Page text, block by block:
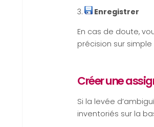
3.
Enregistrer
En cas de doute,
précision sur
Créer une
Si la levée
inventoriés sur la